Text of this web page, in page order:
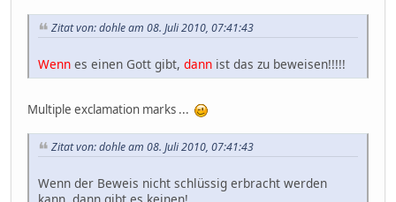
Zitat von: dohle am 08. Juli 2010, 07:41:43
Wenn es einen Gott gibt, dann ist das zu beweisen!!!!!
Multiple exclamation marks ...
Zitat von: dohle am 08. Juli 2010, 07:41:43
Wenn der Beweis nicht schlüssig erbracht werden
kann, dann gibt es keinen!